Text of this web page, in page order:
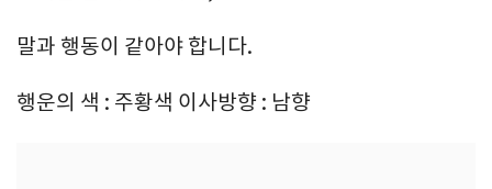
말과 행동이 같아야 합니다.
행운의 색 : 주황색 이사방향 : 남향